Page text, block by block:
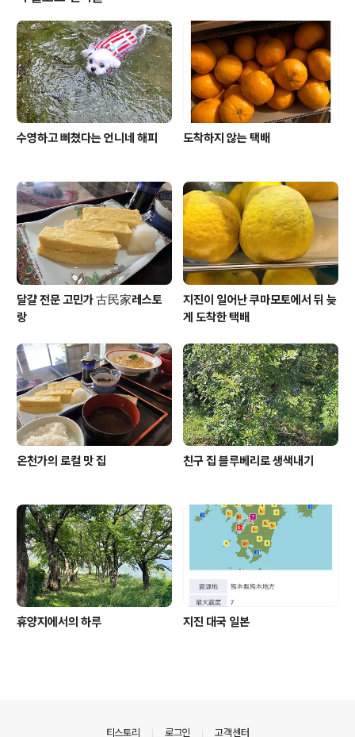
가족이랑 함께가 아니면 기도 못 피는 아이다 게다가 대부
분의 애견 호텔은 하루에 한두 번 산책을 시켜 주긴 하지만
대부분의 시간을 케이지에서 보내야 하는데 하루 이틀도
아니고 애견 호텔에 모꼬짱을 맡기고 싶지가 않았다 울 모
꼬짱은 울 가족 이외에는 시어..
수영하고 삐쳤다는 언니네 해피 도착하지 않는 택배
달걀 전문 고민가 古民家레스토
랑
지진이 일어난 쿠마모토에서 뒤 늦
게 도착한 택배
온천가의 로컬 맛 집 친구 집 블루베리로 생색내기
휴양지에서의 하루 지진 대국 일본
티스토리 로그인 고객센터